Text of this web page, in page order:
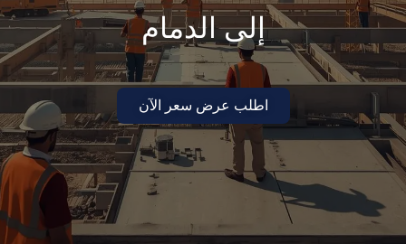
إلى الدمام
اطلب عرض سعر الآن